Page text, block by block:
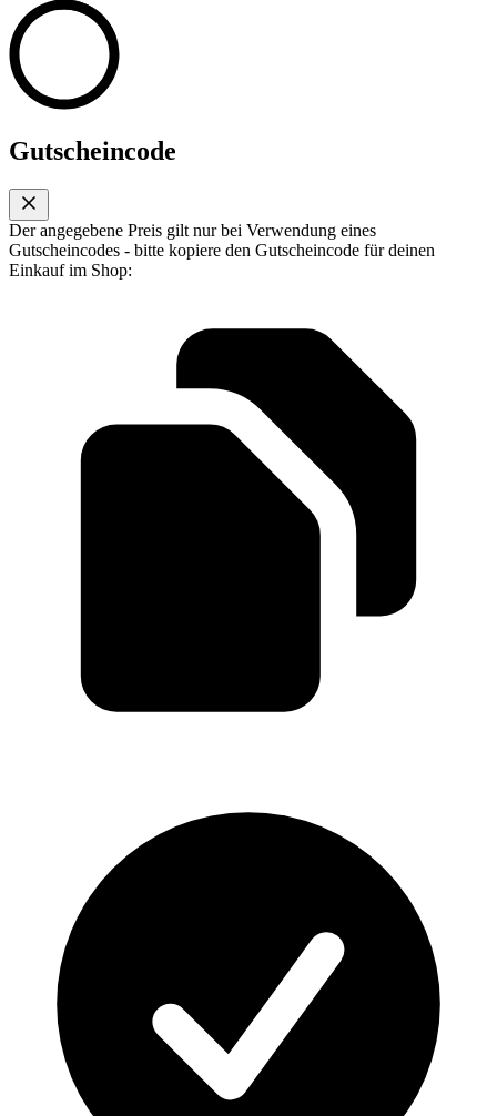
Gutscheincode
Der angegebene Preis gilt nur bei Verwendung eines
Gutscheincodes - bitte kopiere den Gutscheincode für deinen
Einkauf im Shop: